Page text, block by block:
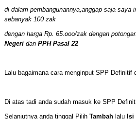
di dalam pembangunannya,anggap saja saya
sebanyak 100 zak
dengan harga Rp. 65.ooo/zak dengan
Negeridan PPH Pasal 22
Lalu bagaimana cara menginput SPP Definitif
Di atas tadi anda sudah masuk ke SPP
Selanjutnya anda tinggal Pilih Tambah lalu Isi